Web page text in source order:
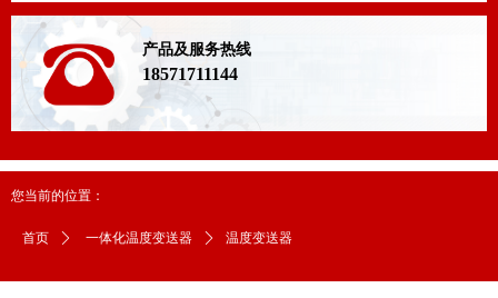
产品及服务热线
18571711144
您当前的位置：
首页 ꄲ 一体化温度变送器 ꄲ 温度变送器